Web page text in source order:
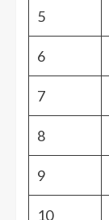
5
6
7
8
9
10